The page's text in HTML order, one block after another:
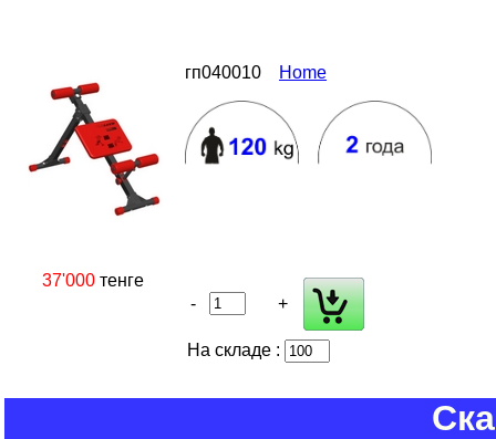
37'000 тенге
гп040010 Home
- +
На складе :